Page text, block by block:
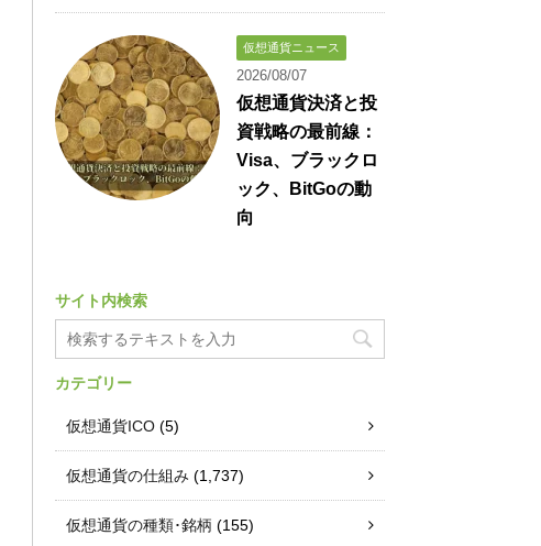
仮想通貨ニュース
2026/08/07
仮想通貨決済と投
資戦略の最前線：
Visa、ブラックロ
ック、BitGoの動
向
サイト内検索
カテゴリー
仮想通貨ICO (5)
仮想通貨の仕組み (1,737)
仮想通貨の種類･銘柄 (155)